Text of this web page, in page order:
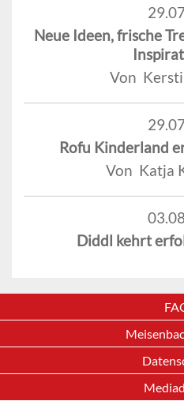
Neue Ideen, frische
Von
Rofu Kinderland
Von Katja
Diddl kehrt